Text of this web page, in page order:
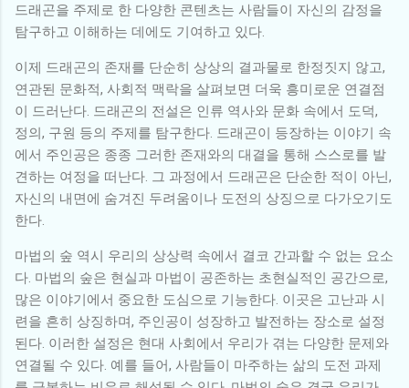
드래곤을 주제로 한 다양한 콘텐츠는 사람들이 자신의 감정을
탐구하고 이해하는 데에도 기여하고 있다.
이제 드래곤의 존재를 단순히 상상의 결과물로 한정짓지 않고,
연관된 문화적, 사회적 맥락을 살펴보면 더욱 흥미로운 연결점
이 드러난다. 드래곤의 전설은 인류 역사와 문화 속에서 도덕,
정의, 구원 등의 주제를 탐구한다. 드래곤이 등장하는 이야기 속
에서 주인공은 종종 그러한 존재와의 대결을 통해 스스로를 발
견하는 여정을 떠난다. 그 과정에서 드래곤은 단순한 적이 아닌,
자신의 내면에 숨겨진 두려움이나 도전의 상징으로 다가오기도
한다.
마법의 숲 역시 우리의 상상력 속에서 결코 간과할 수 없는 요소
다. 마법의 숲은 현실과 마법이 공존하는 초현실적인 공간으로,
많은 이야기에서 중요한 도심으로 기능한다. 이곳은 고난과 시
련을 흔히 상징하며, 주인공이 성장하고 발전하는 장소로 설정
된다. 이러한 설정은 현대 사회에서 우리가 겪는 다양한 문제와
연결될 수 있다. 예를 들어, 사람들이 마주하는 삶의 도전 과제